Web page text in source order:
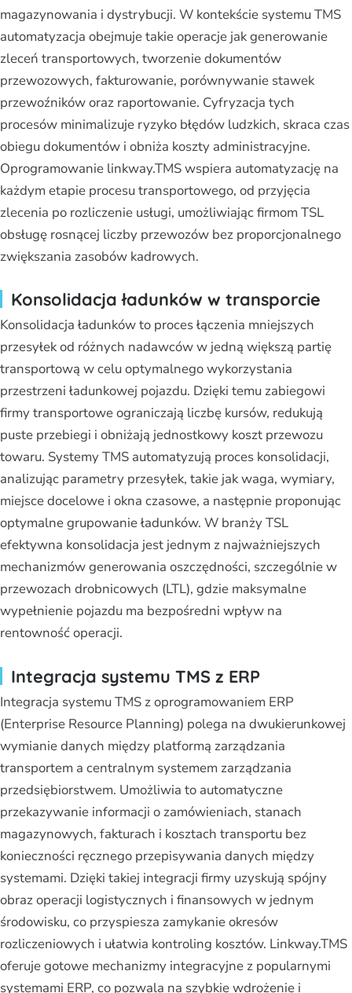
magazynowania i dystrybucji. W kontekście systemu TMS
automatyzacja obejmuje takie operacje jak generowanie
zleceń transportowych, tworzenie dokumentów
przewozowych, fakturowanie, porównywanie stawek
przewoźników oraz raportowanie. Cyfryzacja tych
procesów minimalizuje ryzyko błędów ludzkich, skraca czas
obiegu dokumentów i obniża koszty administracyjne.
Oprogramowanie linkway.TMS wspiera automatyzację na
każdym etapie procesu transportowego, od przyjęcia
zlecenia po rozliczenie usługi, umożliwiając firmom TSL
obsługę rosnącej liczby przewozów bez proporcjonalnego
zwiększania zasobów kadrowych.
Konsolidacja ładunków w transporcie
Konsolidacja ładunków to proces łączenia mniejszych
przesyłek od różnych nadawców w jedną większą partię
transportową w celu optymalnego wykorzystania
przestrzeni ładunkowej pojazdu. Dzięki temu zabiegowi
firmy transportowe ograniczają liczbę kursów, redukują
puste przebiegi i obniżają jednostkowy koszt przewozu
towaru. Systemy TMS automatyzują proces konsolidacji,
analizując parametry przesyłek, takie jak waga, wymiary,
miejsce docelowe i okna czasowe, a następnie proponując
optymalne grupowanie ładunków. W branży TSL
efektywna konsolidacja jest jednym z najważniejszych
mechanizmów generowania oszczędności, szczególnie w
przewozach drobnicowych (LTL), gdzie maksymalne
wypełnienie pojazdu ma bezpośredni wpływ na
rentowność operacji.
Integracja systemu TMS z ERP
Integracja systemu TMS z oprogramowaniem ERP
(Enterprise Resource Planning) polega na dwukierunkowej
wymianie danych między platformą zarządzania
transportem a centralnym systemem zarządzania
przedsiębiorstwem. Umożliwia to automatyczne
przekazywanie informacji o zamówieniach, stanach
magazynowych, fakturach i kosztach transportu bez
konieczności ręcznego przepisywania danych między
systemami. Dzięki takiej integracji firmy uzyskują spójny
obraz operacji logistycznych i finansowych w jednym
środowisku, co przyspiesza zamykanie okresów
rozliczeniowych i ułatwia kontroling kosztów. Linkway.TMS
oferuje gotowe mechanizmy integracyjne z popularnymi
systemami ERP, co pozwala na szybkie wdrożenie i